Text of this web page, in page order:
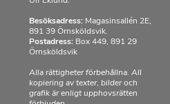
Besöksadress: Magasinsallén 2E,
891 39 Örnsköldsvik.
Postadress: Box 449, 891 29
Örnsköldsvik
Alla rättigheter förbehållna. All
kopiering av texter, bilder och
grafik är enligt upphovsrätten